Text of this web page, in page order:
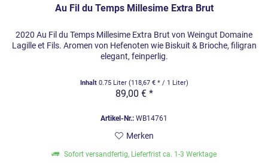
Au Fil du Temps Millesime Extra Brut
2020 Au Fil du Temps Millesime Extra Brut von Weingut Domaine
Lagille et Fils. Aromen von Hefenoten wie Biskuit & Brioche, filigran
elegant, feinperlig.
Inhalt 0.75 Liter (118,67 € * / 1 Liter)
89,00 € *
Artikel-Nr.: WB14761
Merken
Sofort versandfertig, Lieferfrist ca. 1-3 Werktage